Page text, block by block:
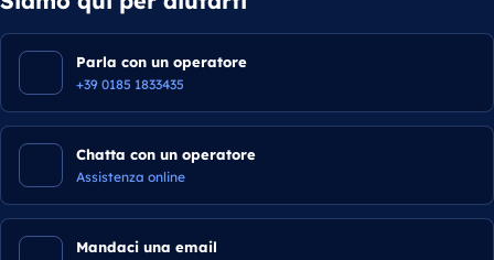
Parla con un operatore
+39 0185 1833435
Chatta con un operatore
Assistenza online
Mandaci una email